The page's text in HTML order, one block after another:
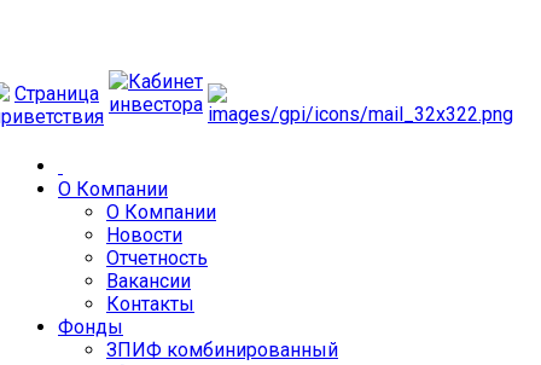
О Компании
О Компании
Новости
Отчетность
Вакансии
Контакты
Фонды
ЗПИФ комбинированный